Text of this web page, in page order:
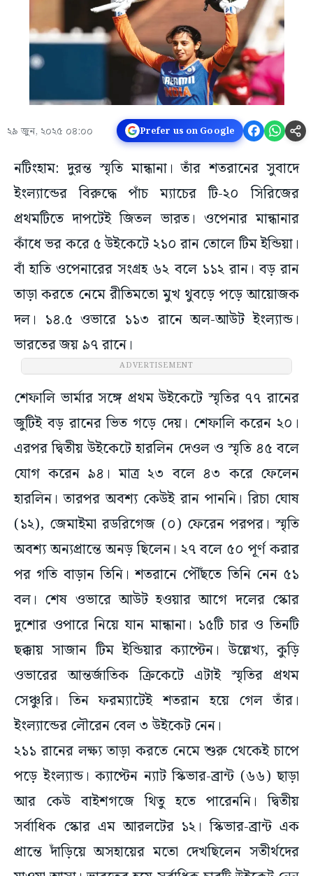
২৯ জুন, ২০২৫ ০৪:০০ Prefer us on Google
নটিংহাম: দুরন্ত স্মৃতি মান্ধানা। তাঁর শতরানের সুবাদে
ইংল্যান্ডের বিরুদ্ধে পাঁচ ম্যাচের টি-২০ সিরিজের
প্রথমটিতে দাপটেই জিতল ভারত। ওপেনার মান্ধানার
কাঁধে ভর করে ৫ উইকেটে ২১০ রান তোলে টিম ইন্ডিয়া।
বাঁ হাতি ওপেনারের সংগ্রহ ৬২ বলে ১১২ রান। বড় রান
তাড়া করতে নেমে রীতিমতো মুখ থুবড়ে পড়ে আয়োজক
দল। ১৪.৫ ওভারে ১১৩ রানে অল-আউট ইংল্যান্ড।
ভারতের জয় ৯৭ রানে।
ADVERTISEMENT
শেফালি ভার্মার সঙ্গে প্রথম উইকেটে স্মৃতির ৭৭ রানের
জুটিই বড় রানের ভিত গড়ে দেয়। শেফালি করেন ২০।
এরপর দ্বিতীয় উইকেটে হারলিন দেওল ও স্মৃতি ৪৫ বলে
যোগ করেন ৯৪। মাত্র ২৩ বলে ৪৩ করে ফেলেন
হারলিন। তারপর অবশ্য কেউই রান পাননি। রিচা ঘোষ
(১২), জেমাইমা রডরিগেজ (০) ফেরেন পরপর। স্মৃতি
অবশ্য অন্যপ্রান্তে অনড় ছিলেন। ২৭ বলে ৫০ পূর্ণ করার
পর গতি বাড়ান তিনি। শতরানে পৌঁছতে তিনি নেন ৫১
বল। শেষ ওভারে আউট হওয়ার আগে দলের স্কোর
দুশোর ওপারে নিয়ে যান মান্ধানা। ১৫টি চার ও তিনটি
ছক্কায় সাজান টিম ইন্ডিয়ার ক্যাপ্টেন। উল্লেখ্য, কুড়ি
ওভারের আন্তর্জাতিক ক্রিকেটে এটাই স্মৃতির প্রথম
সেঞ্চুরি। তিন ফরম্যাটেই শতরান হয়ে গেল তাঁর।
ইংল্যান্ডের লৌরেন বেল ৩ উইকেট নেন।
২১১ রানের লক্ষ্য তাড়া করতে নেমে শুরু থেকেই চাপে
পড়ে ইংল্যান্ড। ক্যাপ্টেন ন্যাট স্কিভার-ব্রান্ট (৬৬) ছাড়া
আর কেউ বাইশগজে থিতু হতে পারেননি। দ্বিতীয়
সর্বাধিক স্কোর এম আরলটের ১২। স্কিভার-ব্রান্ট এক
প্রান্তে দাঁড়িয়ে অসহায়ের মতো দেখছিলেন সতীর্থদের